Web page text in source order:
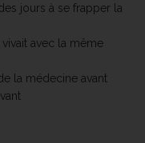
jours à se frapper la
avec la même
la médecine avant